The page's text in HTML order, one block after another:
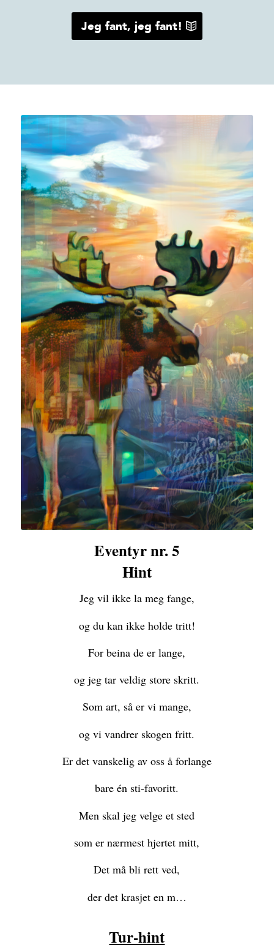
Jeg fant, jeg fant!
Eventyr nr. 5
Hint
Jeg vil ikke la meg fange,
og du kan ikke holde tritt!
For beina de er lange,
og jeg tar veldig store skritt.
Som art, så er vi mange,
og vi vandrer skogen fritt.
Er det vanskelig av oss å forlange
bare én sti-favoritt.
Men skal jeg velge et sted
som er nærmest hjertet mitt,
Det må bli rett ved,
der det krasjet en m…
Tur-hint